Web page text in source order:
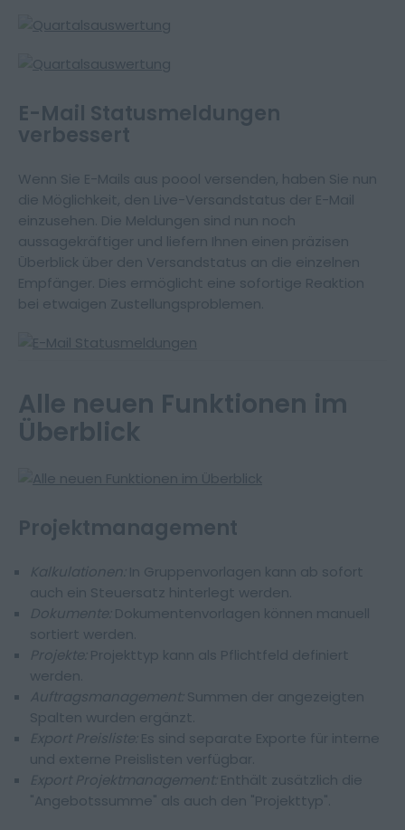
E-Mail Statusmeldungen
verbessert
Wenn Sie E-Mails aus poool versenden, haben Sie nun
die Möglichkeit, den Live-Versandstatus der E-Mail
einzusehen. Die Meldungen sind nun noch
aussagekräftiger und liefern Ihnen einen präzisen
Überblick über den Versandstatus an die einzelnen
Empfänger. Dies ermöglicht eine sofortige Reaktion
bei etwaigen Zustellungsproblemen.
Alle neuen Funktionen im
Überblick
Projektmanagement
Kalkulationen:In Gruppenvorlagen kann ab sofort
auch ein Steuersatz hinterlegt werden.
Dokumente:Dokumentenvorlagen können manuell
sortiert werden.
Projekte:Projekttyp kann als Pflichtfeld definiert
werden.
Auftragsmanagement:Summen der angezeigten
Spalten wurden ergänzt.
Export Preisliste:Es sind separate Exporte für interne
und externe Preislisten verfügbar.
Export Projektmanagement:Enthält zusätzlich die
"Angebotssumme" als auch den "Projekttyp".